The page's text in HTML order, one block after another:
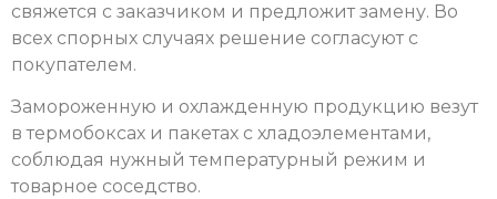
свяжется с заказчиком и предложит замену. Во
всех спорных случаях решение согласуют с
покупателем.
Замороженную и охлажденную продукцию везут
в термобоксах и пакетах с хладоэлементами,
соблюдая нужный температурный режим и
товарное соседство.